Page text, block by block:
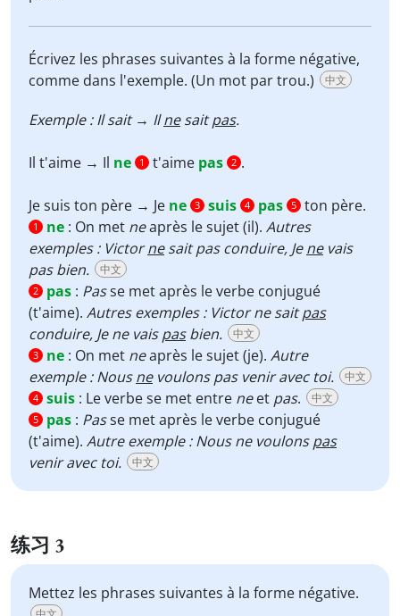
Écrivez les phrases suivantes à la forme négative,
comme dans l'exemple. (Un mot par trou.)
中文
Exemple : Il sait → Ilnesaitpas.
Il t'aime → Il ne 1 t'aime pas 2 .
Je suis ton père → Je ne 3 suis 4 pas 5 ton père.
1 ne : On met neaprès le sujet (il). Autres
exemples : Victornesait pas conduire, Jenevais
pas bien.
中文
2 pas : Passe met après le verbe conjugué
(t'aime). Autres exemples : Victor ne saitpas
conduire, Je ne vaispasbien. 中文
3 ne : On met neaprès le sujet (je). Autre
exemple : Nousnevoulons pas venir avec toi. 中文
4 suis : Le verbe se met entre neet pas. 中文
5 pas : Passe met après le verbe conjugué
(t'aime). Autre exemple : Nous ne voulonspas
venir avec toi.
中文
练习 3
Mettez les phrases suivantes à la forme négative.